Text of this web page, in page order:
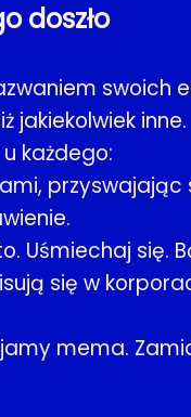
doszło
swoich
jakiekolwiek inne.
każdego:
przyswajając
Uśmiechaj się.
się w
mema.